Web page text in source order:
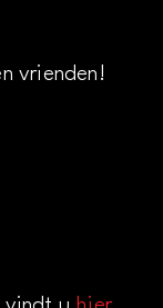
vrienden!